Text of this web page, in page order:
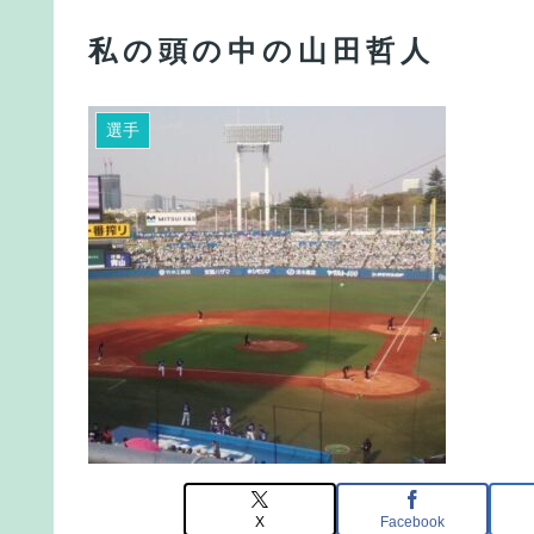
私の頭の中の山田哲人
選手
X Facebook